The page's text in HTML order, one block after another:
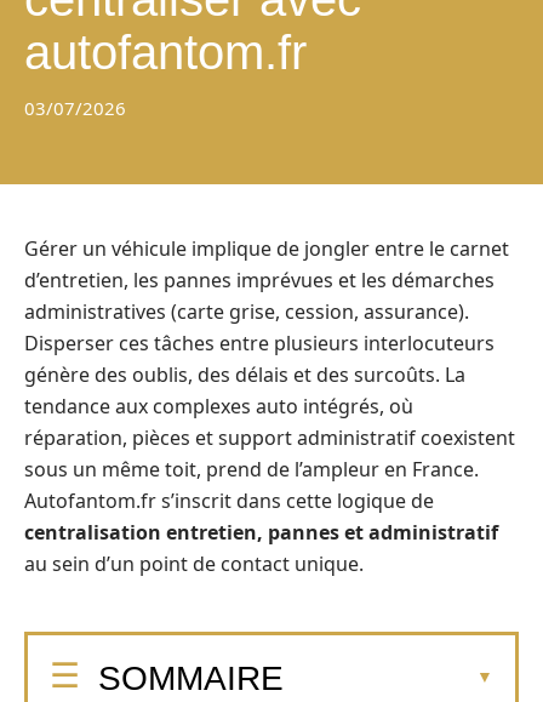
autofantom.fr
03/07/2026
Gérer un véhicule implique de jongler entre le carnet
d’entretien, les pannes imprévues et les démarches
administratives (carte grise, cession, assurance).
Disperser ces tâches entre plusieurs interlocuteurs
génère des oublis, des délais et des surcoûts. La
tendance aux complexes auto intégrés, où
réparation, pièces et support administratif coexistent
sous un même toit, prend de l’ampleur en France.
Autofantom.fr s’inscrit dans cette logique de
centralisation entretien, pannes et administratif
au sein d’un point de contact unique.
SOMMAIRE